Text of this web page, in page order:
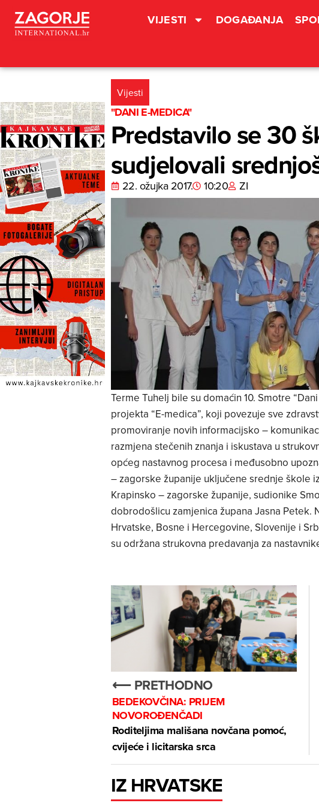
VIJESTI DOGAĐANJA
Vijesti
"DANI E-MEDICA"
Predstavilo se 30
sudjelovali
22. ožujka 2017. 10:20 ZI
Terme Tuhelj bile su domaćin 10. Smotre
projekta “E-medica”, koji povezuje sve
promoviranje novih informacijsko –
razmjena stečenih znanja i iskustava u
općeg nastavnog procesa i međusobno
– zagorske županije uključene srednje škole
Krapinsko – zagorske županije, sudionike
dobrodošlicu zamjenica župana Jasna Petek.
Hrvatske, Bosne i Hercegovine, Slovenije i
su održana strukovna predavanja za
⟵ PRETHODNO
BEDEKOVČINA: PRIJEM
NOVOROĐENČADI
Roditeljima mališana novčana pomoć,
cvijeće i licitarska srca
IZ HRVATSKE